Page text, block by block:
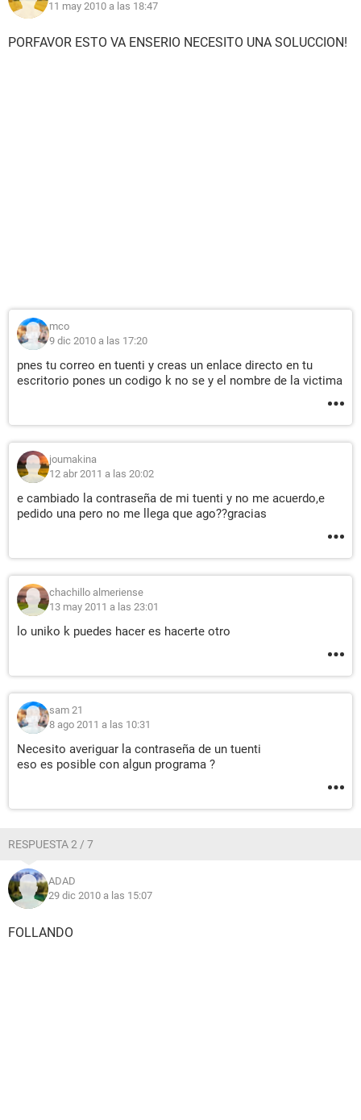
11 may 2010 a las 18:47
PORFAVOR ESTO VA ENSERIO NECESITO UNA SOLUCCION!
mco
9 dic 2010 a las 17:20
pnes tu correo en tuenti y creas un enlace directo en tu
escritorio pones un codigo k no se y el nombre de la victima
joumakina
12 abr 2011 a las 20:02
e cambiado la contraseña de mi tuenti y no me acuerdo,e
pedido una pero no me llega que ago??gracias
chachillo almeriense
13 may 2011 a las 23:01
lo uniko k puedes hacer es hacerte otro
sam 21
8 ago 2011 a las 10:31
Necesito averiguar la contraseña de un tuenti
eso es posible con algun programa ?
RESPUESTA 2 / 7
ADAD
29 dic 2010 a las 15:07
FOLLANDO